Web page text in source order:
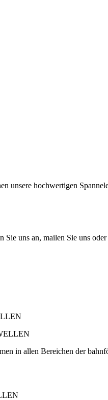
unsere hochwertigen
Sie uns an, mailen Sie uns
in allen Bereichen der